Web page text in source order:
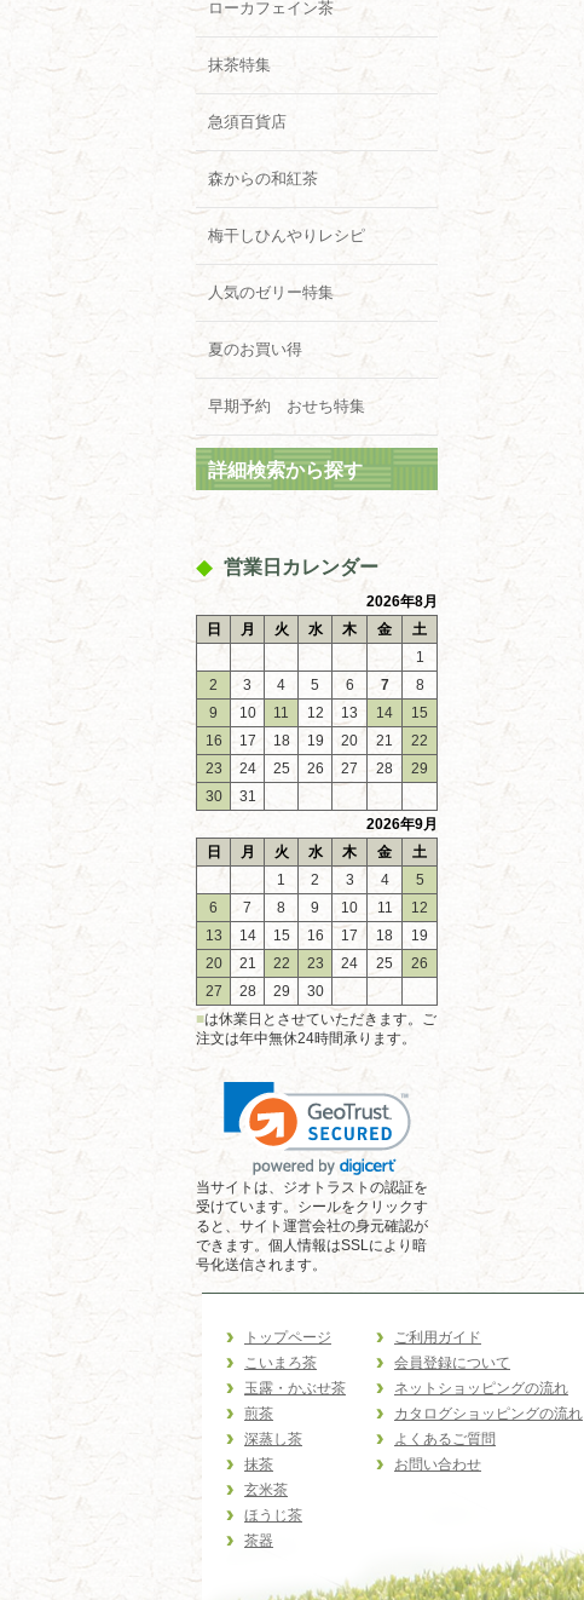
ローカフェイン茶
抹茶特集
急須百貨店
森からの和紅茶
梅干しひんやりレシピ
人気のゼリー特集
夏のお買い得
早期予約 おせち特集
詳細検索から探す
営業日カレンダー
2026年8月
日
月 火 水 木 金
土
1
2
3 4 5 6 7
8
9
10 11 12 13 14
15
16
17 18 19 20 21
22
23
24 25 26 27 28
29
30
31
2026年9月
日
月 火 水 木 金
土
1
2 3 4
5
6
7 8 9 10 11
12
13
14 15 16 17 18
19
20
21 22 23 24 25
26
27
28 29
30
■は休業日とさせていただきます。ご
注文は年中無休24時間承ります。
当サイトは、ジオトラストの認証を
受けています。シールをクリックす
ると、サイト運営会社の身元確認が
できます。個人情報はSSLにより暗
号化送信されます。
トップページ
こいまろ茶
玉露・かぶせ茶
煎茶
深蒸し茶
抹茶
玄米茶
ほうじ茶
茶器
ご利用ガイド
会員登録について
ネットショッピングの流れ
カタログショッピングの流れ
よくあるご質問
お問い合わせ